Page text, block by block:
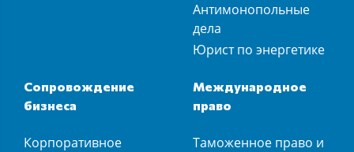
Антимонопольные
дела
Юрист по энергетике
Сопровождение
бизнеса
Корпоративное
Международное
право
Таможенное право и